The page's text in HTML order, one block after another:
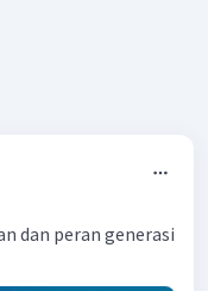
dan peran generasi